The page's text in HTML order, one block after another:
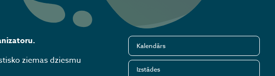
ziemas dziesmu
Kalendārs
Izstādes